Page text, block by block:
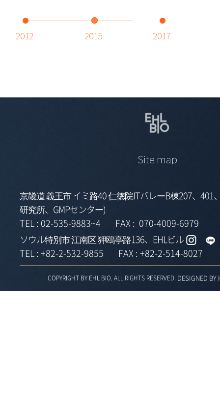
2012 2015 2017
Site map
京畿道 義王市 イミ路40 仁徳院ITバレーB棟207、401
研究所、GMPセンター)
TEL : 02-535-9883~4 FAX : 070-4009-6979
ソウル特別市 江南区 狎鴎亭路136、EHLビル
TEL : +82-2-532-9855 FAX : +82-2-514-8027
COPYRIGHT BY EHL BIO. ALL RIGHTS RESERVED. DESIGNED BY